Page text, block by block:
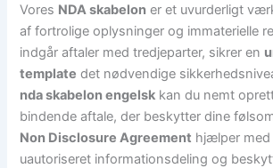
Vores NDA skabelon er et uvurderligt
af fortrolige oplysninger og immaterielle
indgår aftaler med tredjeparter, sikrer en
template det nødvendige
nda skabelon engelsk kan du nemt
bindende aftale, der beskytter dine
Non Disclosure Agreement hjælper
uautoriseret informationsdeling og